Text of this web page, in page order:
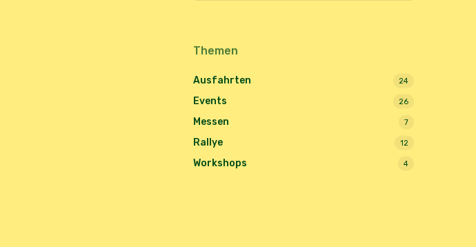
Themen
Ausfahrten 24
Events 26
Messen 7
Rallye 12
Workshops 4